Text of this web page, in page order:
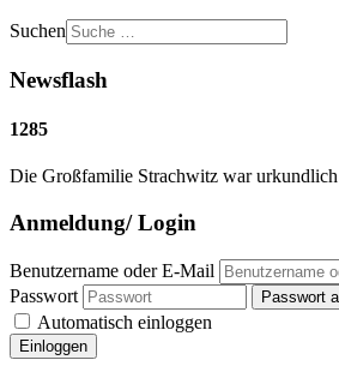
Suchen
Newsflash
1285
Die Großfamilie Strachwitz war urkundlich
Anmeldung/ Login
Benutzername oder E-Mail
Passwort
Passwort
Automatisch einloggen
Einloggen